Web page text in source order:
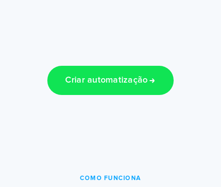
Criar automatização
COMO FUNCIONA